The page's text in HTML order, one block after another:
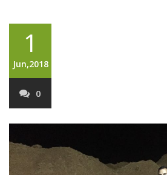
1
Jun,2018
0